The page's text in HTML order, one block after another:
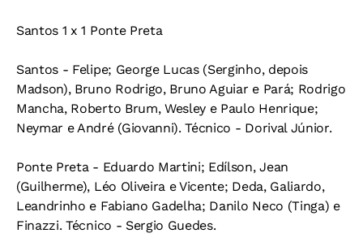
Santos 1 x 1 Ponte Preta
Santos - Felipe; George Lucas (Serginho, depois
Madson), Bruno Rodrigo, Bruno Aguiar e Pará; Rodrigo
Mancha, Roberto Brum, Wesley e Paulo Henrique;
Neymar e André (Giovanni). Técnico - Dorival Júnior.
Ponte Preta - Eduardo Martini; Edílson, Jean
(Guilherme), Léo Oliveira e Vicente; Deda, Galiardo,
Leandrinho e Fabiano Gadelha; Danilo Neco (Tinga) e
Finazzi. Técnico - Sergio Guedes.